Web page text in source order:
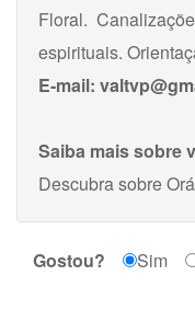
Floral.
espirituais.
E-mail:
Saiba mais sobre
Descubra sobre
Gostou? Sim